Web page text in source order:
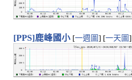
[PPS]鹿峰國小 [一週圖] [一天圖]